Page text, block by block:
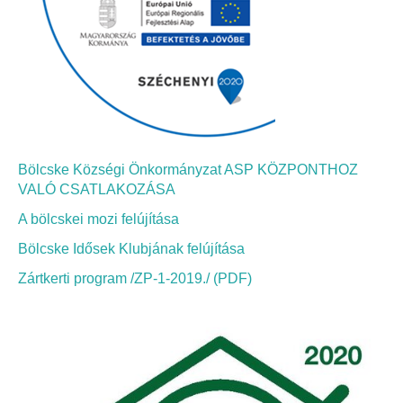
Bölcskei Néptánc Egyesület
Bölcskei Polgárőrség
Bölcskei Klímakör
HIVATAL
Szervezeti felépítés
Dokumentumok
Bölcske Községi Önkormányzat ASP KÖZPONTHOZ
VALÓ CSATLAKOZÁSA
A bölcskei mozi felújítása
Bölcske Idősek Klubjának felújítása
Zártkerti program /ZP-1-2019./ (PDF)